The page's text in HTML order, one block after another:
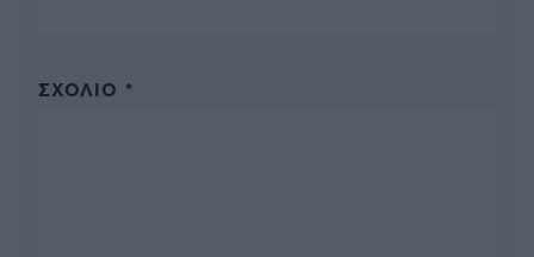
ΣΧΌΛΙΟ *